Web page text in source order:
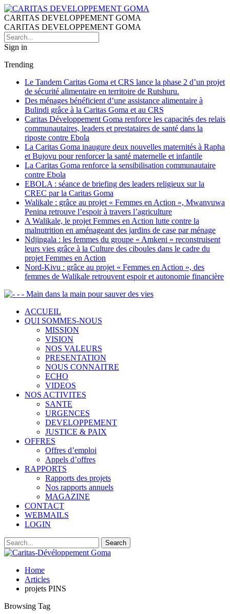
CARITAS DEVELOPPEMENT GOMA
CARITAS DEVELOPPEMENT GOMA
Sign in
Trending
Le Tandem Caritas Goma et CRS lance la phase 2 d’un projet
de sécurité alimentaire en territoire de Rutshuru.
Des ménages bénéficient d’une assistance alimentaire à
Bulindi grâce à la Caritas Goma et au CRS
Caritas Développement Goma renforce les capacités des relais
communautaires, leaders et prestataires de santé dans la
riposte contre Ebola
La Caritas Goma inaugure deux nouvelles maternités à Rapha
et Bujovu pour renforcer la santé maternelle et infantile
La Caritas Goma renforce la sensibilisation communautaire
contre Ebola
EBOLA : séance de briefing des leaders religieux sur la
CREC par la Caritas Goma
Walikale : grâce au projet « Femmes en Action », Mwanvuwa
Penina retrouve l’espoir à travers l’agriculture
A Walikale, le projet Femmes en Action lutte contre la
malnutrition en aménageant des jardins de case par ménage
Ndjingala : les femmes du groupe « Amkeni » reconstruisent
leurs vies grâce à la Culture des ciboules dans le cadre du
projet Femmes en Action
Nord-Kivu : grâce au projet « Femmes en Action », des
femmes de Walikale retrouvent espoir et autonomie financière
- - Main dans la main pour sauver des vies
ACCUEIL
QUI SOMMES-NOUS
MISSION
VISION
NOS VALEURS
PRESENTATION
NOUS CONNAITRE
ECHO
VIDEOS
NOS ACTIVITES
SANTE
URGENCES
DEVELOPPEMENT
JUSTICE & PAIX
OFFRES
Offres d’emploi
Appels d’offres
RAPPORTS
Rapports des projets
Nos rapports annuels
MAGAZINE
CONTACT
WEBMAILS
LOGIN
Home
Articles
projets PINS
Browsing Tag